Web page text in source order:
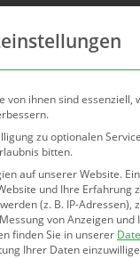
Damit
in bester Qualität
Experten
von ihnen sind essenziell,
zu optionalen
bitten.
auf unserer Website.
und Ihre Erfahrung
(z. B. IP-Adressen),
von Anzeigen und
finden Sie in unserer
Ihrer Daten